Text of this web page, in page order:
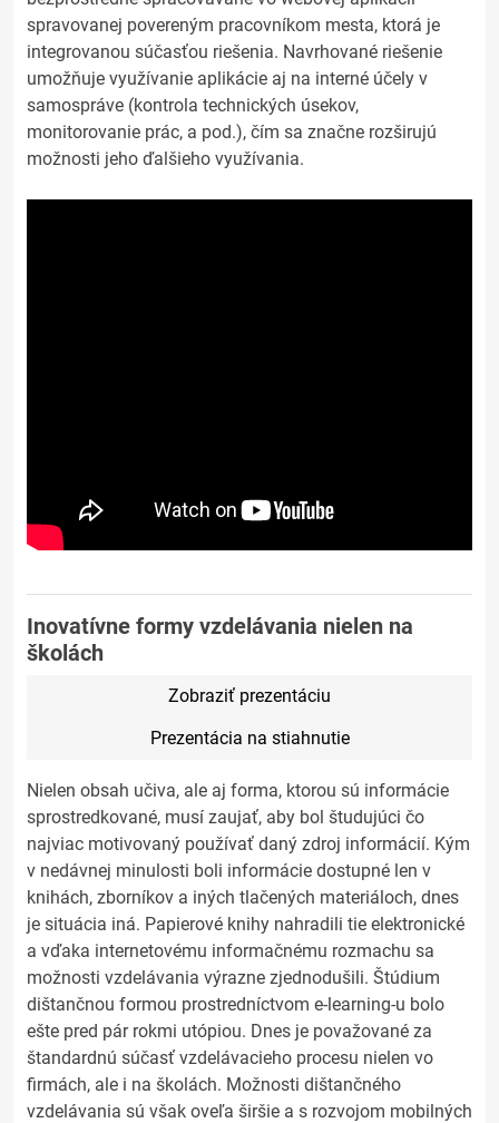
spravovanej povereným pracovníkom mesta, ktorá je
integrovanou súčasťou riešenia. Navrhované riešenie
umožňuje využívanie aplikácie aj na interné účely v
samospráve (kontrola technických úsekov,
monitorovanie prác, a pod.), čím sa značne rozširujú
možnosti jeho ďalšieho využívania.
Inovatívne formy vzdelávania nielen na
školách
Zobraziť prezentáciu
Prezentácia na stiahnutie
Nielen obsah učiva, ale aj forma, ktorou sú informácie
sprostredkované, musí zaujať, aby bol študujúci čo
najviac motivovaný používať daný zdroj informácií. Kým
v nedávnej minulosti boli informácie dostupné len v
knihách, zborníkov a iných tlačených materiáloch, dnes
je situácia iná. Papierové knihy nahradili tie elektronické
a vďaka internetovému informačnému rozmachu sa
možnosti vzdelávania výrazne zjednodušili. Štúdium
dištančnou formou prostredníctvom e-learning-u bolo
ešte pred pár rokmi utópiou. Dnes je považované za
štandardnú súčasť vzdelávacieho procesu nielen vo
firmách, ale i na školách. Možnosti dištančného
vzdelávania sú však oveľa širšie a s rozvojom mobilných